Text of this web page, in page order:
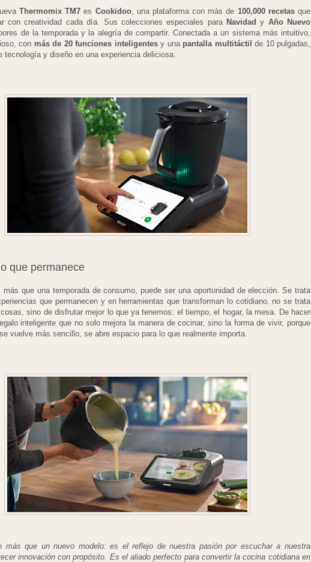
Thermomix TM7 es Cookidoo, una plataforma con más de 100,000 recetasque
con creatividad cada día. Sus colecciones especiales para Navidad y Año Nuevo
de la temporada y la alegría de compartir. Conectada a un sistema más intuitivo,
con más de 20 funciones inteligentesy una pantalla multitáctilde 10 pulgadas,
tecnología y diseño en una experiencia deliciosa.
que permanece
más que una temporada de consumo, puede ser una oportunidad de elección. Se trata
que permanecen y en herramientas que transforman lo cotidiano. no se trata
sino de disfrutar mejor lo que ya tenemos: el tiempo, el hogar, la mesa. De hacer
inteligente que no solo mejora la manera de cocinar, sino la forma de vivir, porque
vuelve más sencillo, se abre espacio para lo que realmente importa.
que un nuevo modelo: es el reflejo de nuestra pasión por escuchar a nuestra
innovación con propósito. Es el aliado perfecto para convertir la cocina cotidiana en